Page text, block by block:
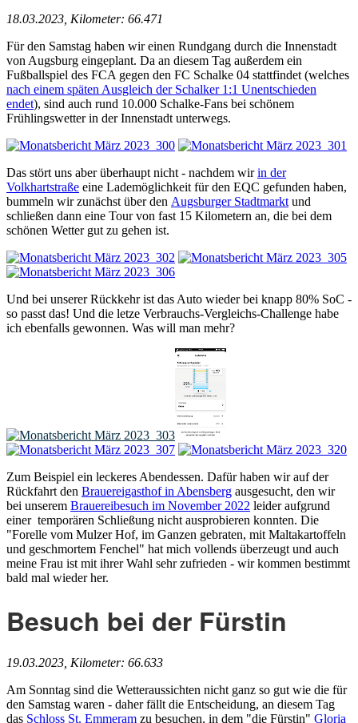
18.03.2023, Kilometer: 66.471
Für den Samstag haben wir einen Rundgang durch die Innenstadt
von Augsburg eingeplant. Da an diesem Tag außerdem ein
Fußballspiel des FCA gegen den FC Schalke 04 stattfindet (welches
nach einem späten Ausgleich der Schalker 1:1 Unentschieden
endet), sind auch rund 10.000 Schalke-Fans bei schönem
Frühlingswetter in der Innenstadt unterwegs.
Das stört uns aber überhaupt nicht - nachdem wirin der
Volkhartstraße eine Lademöglichkeit für den EQC gefunden haben,
bummeln wir zunächst über den Augsburger Stadtmarkt und
schließen dann eine Tour von fast 15 Kilometern an, die bei dem
schönen Wetter gut zu gehen ist.
Und bei unserer Rückkehr ist das Auto wieder bei knapp 80% SoC -
so passt das! Und die letze Verbrauchs-Vergleichs-Challenge habe
ich ebenfalls gewonnen. Was will man mehr?
Zum Beispiel ein leckeres Abendessen. Dafür haben wir auf der
Rückfahrt den Brauereigasthof in Abensberg ausgesucht, den wir
bei unserem Brauereibesuch im November 2022 leider aufgrund
einer temporären Schließung nicht ausprobieren konnten. Die
"Forelle vom Mulzer Hof, im Ganzen gebraten, mit Maltakartoffeln
und geschmortem Fenchel" hat mich vollends überzeugt und auch
meine Frau ist mit ihrer Wahl sehr zufrieden - wir kommen bestimmt
bald mal wieder her.
Besuch bei der Fürstin
19.03.2023, Kilometer: 66.633
Am Sonntag sind die Wetteraussichten nicht ganz so gut wie die für
den Samstag waren - daher fällt die Entscheidung, an diesem Tag
das Schloss St. Emmeram zu besuchen, in dem "die Fürstin" Gloria